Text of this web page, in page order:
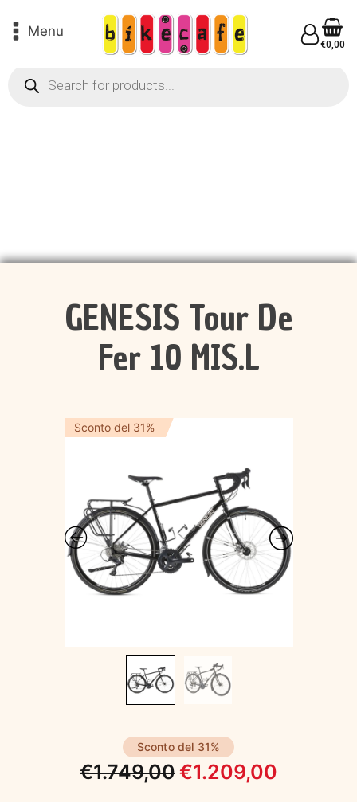
Menu
€0,00
Products
search
GENESIS Tour De
Fer 10 MIS.L
Sconto del 31%
Sconto del 31%
€1.749,00
Il
€1.209,00
Il